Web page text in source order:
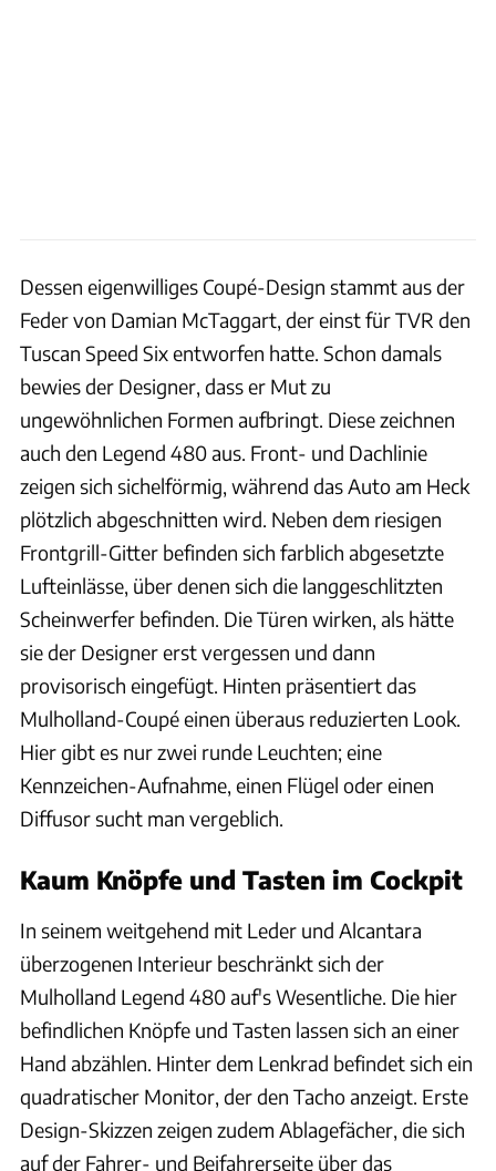
Dessen eigenwilliges Coupé-Design stammt aus der
Feder von Damian McTaggart, der einst für TVR den
Tuscan Speed Six entworfen hatte. Schon damals
bewies der Designer, dass er Mut zu
ungewöhnlichen Formen aufbringt. Diese zeichnen
auch den Legend 480 aus. Front- und Dachlinie
zeigen sich sichelförmig, während das Auto am Heck
plötzlich abgeschnitten wird. Neben dem riesigen
Frontgrill-Gitter befinden sich farblich abgesetzte
Lufteinlässe, über denen sich die langgeschlitzten
Scheinwerfer befinden. Die Türen wirken, als hätte
sie der Designer erst vergessen und dann
provisorisch eingefügt. Hinten präsentiert das
Mulholland-Coupé einen überaus reduzierten Look.
Hier gibt es nur zwei runde Leuchten; eine
Kennzeichen-Aufnahme, einen Flügel oder einen
Diffusor sucht man vergeblich.
Kaum Knöpfe und Tasten im Cockpit
In seinem weitgehend mit Leder und Alcantara
überzogenen Interieur beschränkt sich der
Mulholland Legend 480 auf's Wesentliche. Die hier
befindlichen Knöpfe und Tasten lassen sich an einer
Hand abzählen. Hinter dem Lenkrad befindet sich ein
quadratischer Monitor, der den Tacho anzeigt. Erste
Design-Skizzen zeigen zudem Ablagefächer, die sich
auf der Fahrer- und Beifahrerseite über das